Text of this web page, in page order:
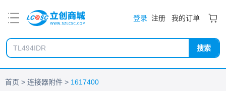
登录 注册 我的订单
搜索
首页 连接器附件 1617400